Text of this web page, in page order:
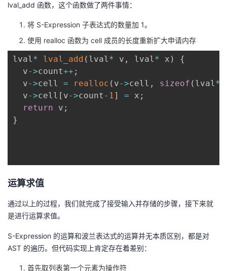
lval_add 函数，这个函数做了两件事情：
将 S-Expression 子表达式的数量加 1。
使用 realloc 函数为 cell 成员的长度重新扩大申请内存
lval* lval_add ( lval* v , lval* x )
{
  v
->count++ ;
  v
->cell = realloc ( v->cell , sizeof ( lval*
  v
->cell [ v->count - 1] = x ;
return v ;
}
运算求值
通过以上的过程，我们就完成了接受输入并存储的步骤，接下来就
是进行运算求值。
S-Expression 的运算和波兰表达式的运算并无本质区别，都是对
AST 的遍历。但代码实现上肯定存在着差别：
首先取列表第一个元素为操作符